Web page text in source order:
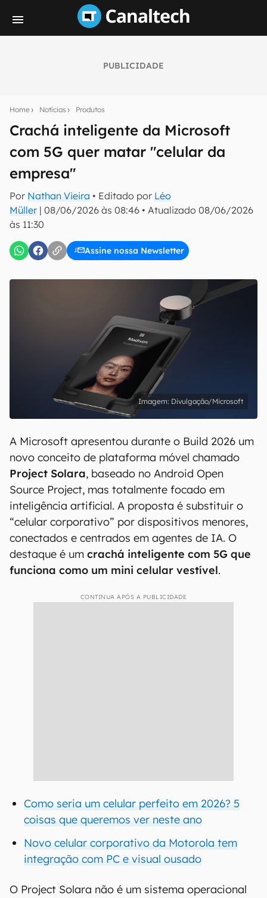
PUBLICIDADE
Home Notícias Produtos
Crachá inteligente da Microsoft
com 5G quer matar "celular da
empresa"
Por Nathan Vieira • Editado por Léo
Müller | 08/06/2026 às 08:46 • Atualizado 08/06/2026
às 11:30
Assine nossa Newsletter
notícias e reviews sobre tecnologia em primeira
mão.
E-mail
inscreva-se
Uso e Política de Privacidade do Canaltech.
Divulgação/Microsoft
A Microsoft apresentou durante o Build 2026 um
novo conceito de plataforma móvel chamado
Project Solara, baseado no Android Open
Source Project, mas totalmente focado em
inteligência artificial. A proposta é substituir o
“celular corporativo” por dispositivos menores,
conectados e centrados em agentes de IA. O
destaque é um crachá inteligente com 5G que
funciona como um mini celular vestível.
CONTINUA APÓS A PUBLICIDADE
Como seria um celular perfeito em 2026? 5
coisas que queremos ver neste ano
Novo celular corporativo da Motorola tem
integração com PC e visual ousado
O Project Solara não é um sistema operacional